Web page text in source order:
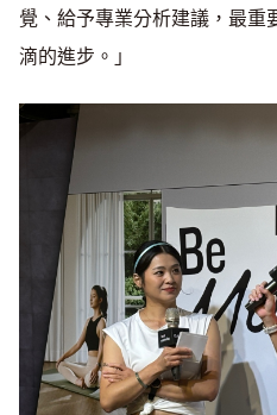
覺、給予專業分析建議，最重
滴的進步。」